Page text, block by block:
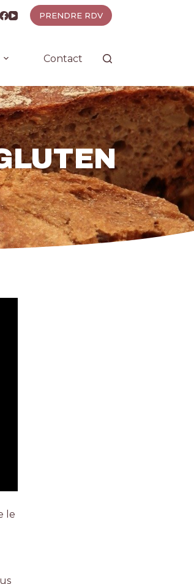
PRENDRE RDV
Contact
le